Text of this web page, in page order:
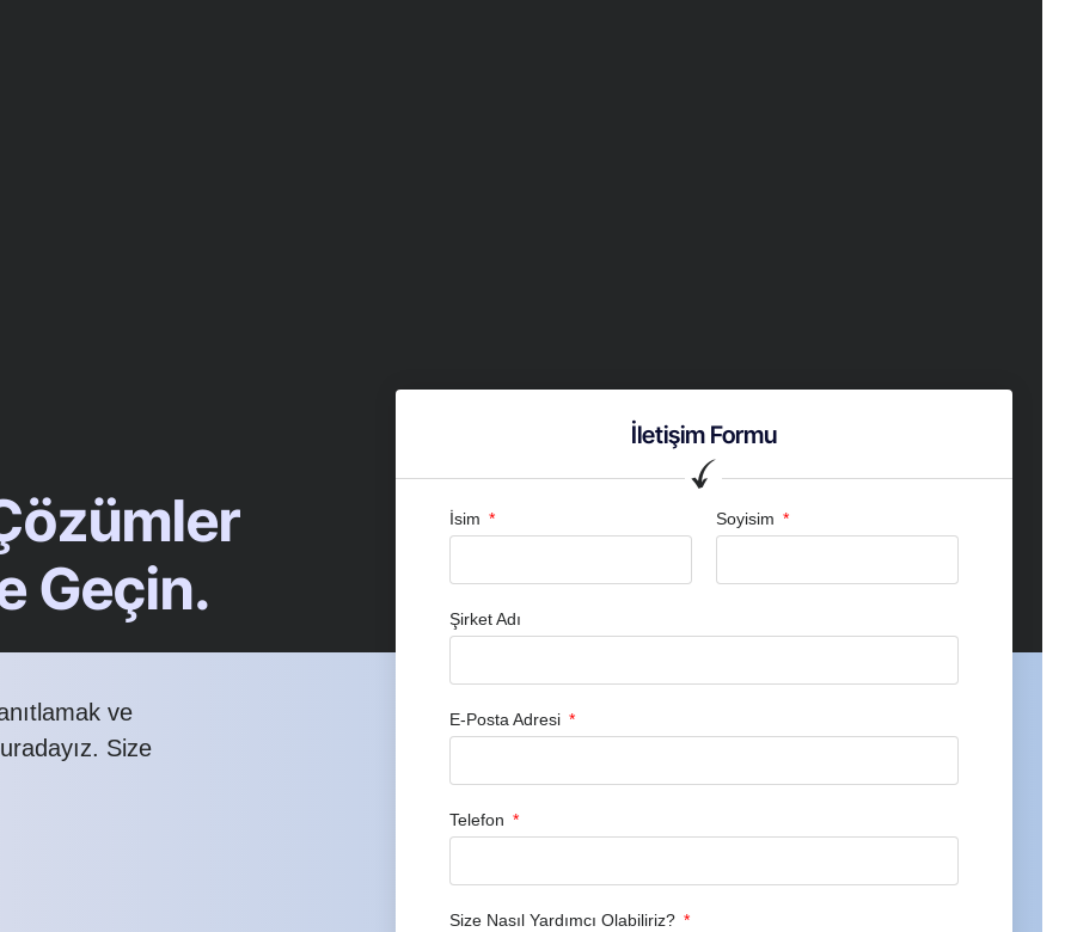
Geçin.
ve
Size
İletişim Formu
İsim Soyisim
Şirket Adı
E-Posta Adresi
Telefon
Size Nasıl Yardımcı Olabiliriz?